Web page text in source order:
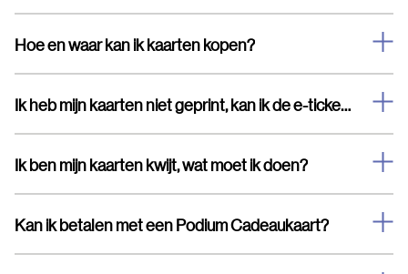
Hoe en waar kan ik kaarten kopen?
Ik heb mijn kaarten niet geprint, kan ik de e-tickets laten zien op mijn telefoon?
Ik ben mijn kaarten kwijt, wat moet ik doen?
Kan ik betalen met een Podium Cadeaukaart?